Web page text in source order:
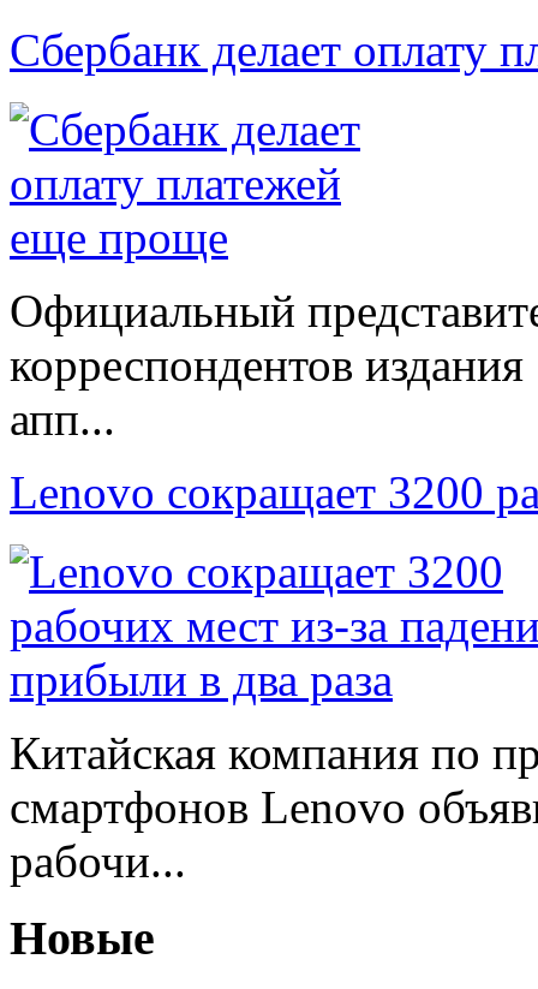
Сбербанк делает
Официальный
корреспондентов
апп...
Lenovo сокращает 3200
Китайская компания по
смартфонов Lenovo
рабочи...
Новые